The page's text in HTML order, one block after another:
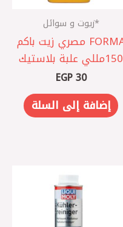
*زيوت و سوائل
FORMA مصري ‎زيت باكم
150مللي علبة بلاستيك
EGP30
إضافة إلى السلة